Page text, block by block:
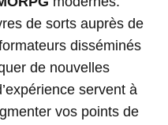
de sorts auprès de
disséminés
de nouvelles
servent à
vos points de